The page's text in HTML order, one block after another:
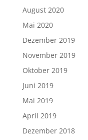
August 2020
Mai 2020
Dezember 2019
November 2019
Oktober 2019
Juni 2019
Mai 2019
April 2019
Dezember 2018